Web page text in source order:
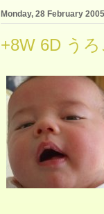
Monday, 28 February 2005
+8W 6D う